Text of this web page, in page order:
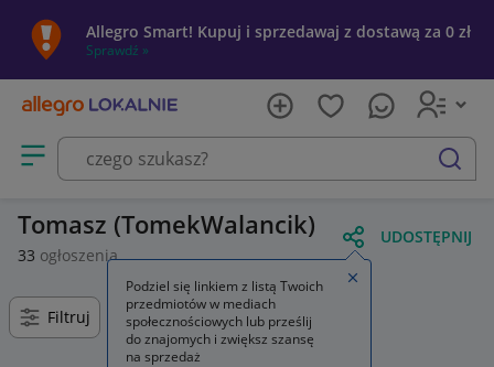
Allegro Smart! Kupuj i sprzedawaj z dostawą za 0 zł
Sprawdź »
Otwórz menu z kategoriami
szukaj
Tomasz (TomekWalancik)
33 ogłoszenia
UDOSTĘPNIJ
Filtruj
Podziel się linkiem z listą Twoich
przedmiotów w mediach
społecznościowych lub prześlij
do znajomych i zwiększ szansę
na sprzedaż
Zamknij wskazówkę